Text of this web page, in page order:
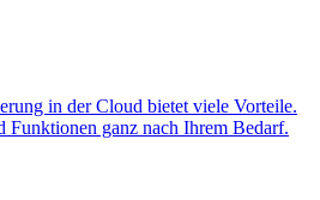
in der Cloud bietet viele Vorteile.
Funktionen ganz nach Ihrem Bedarf.